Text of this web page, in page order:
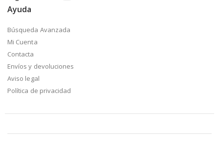
Ayuda
Búsqueda Avanzada
Mi Cuenta
Contacta
Envíos y devoluciones
Aviso legal
Política de privacidad